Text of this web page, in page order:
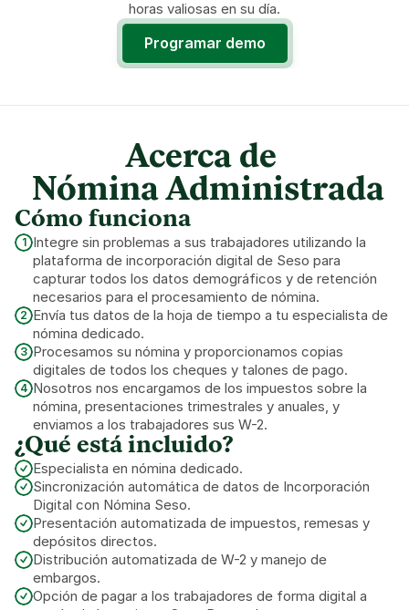
horas valiosas en su día.
Programar demo
Acerca de
Nómina Administrada
Cómo funciona
1 Integre sin problemas a sus trabajadores utilizando la
plataforma de incorporación digital de Seso para
capturar todos los datos demográficos y de retención
necesarios para el procesamiento de nómina.
2 Envía tus datos de la hoja de tiempo a tu especialista de
nómina dedicado.
3 Procesamos su nómina y proporcionamos copias
digitales de todos los cheques y talones de pago.
4 Nosotros nos encargamos de los impuestos sobre la
nómina, presentaciones trimestrales y anuales, y
enviamos a los trabajadores sus W-2.
¿Qué está incluido?
Especialista en nómina dedicado.
Sincronización automática de datos de Incorporación
Digital con Nómina Seso.
Presentación automatizada de impuestos, remesas y
depósitos directos.
Distribución automatizada de W-2 y manejo de
embargos.
Opción de pagar a los trabajadores de forma digital a